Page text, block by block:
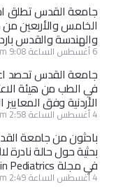
جامعة القدس تطلق
الخامس والأربعين
والهندسة والقدس بارد
6 أغسطس الساعة 9:08 pm
جامعة القدس تحصد
في الطب من هيئة
الأردنية وفق المعايير
4 أغسطس الساعة 2:58 pm
باحثون من جامعة
بحثية حول حالة نادرة
في مجلة Frontiers in Pediatrics
4 أغسطس الساعة 2:49 pm